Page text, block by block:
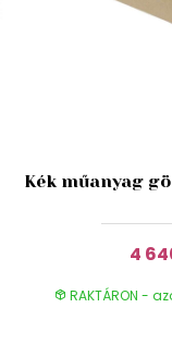
Kék műanyag
4
RAKTÁRON -